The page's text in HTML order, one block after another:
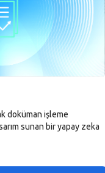
doküman işleme
sunan bir yapay zeka